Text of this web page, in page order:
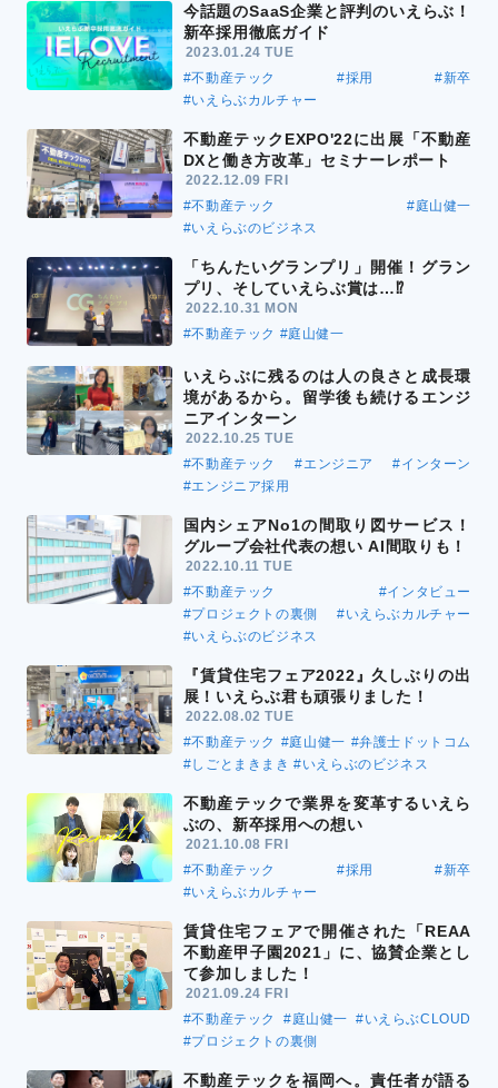
今話題のSaaS企業と評判のいえらぶ！
新卒採用徹底ガイド
2023.01.24 TUE
#不動産テック
#採用
#新卒
#いえらぶカルチャー
不動産テックEXPO'22に出展「不動産
DXと働き方改革」セミナーレポート
2022.12.09 FRI
#不動産テック
#庭山健一
#いえらぶのビジネス
「ちんたいグランプリ」開催！グラン
プリ、そしていえらぶ賞は…⁉
2022.10.31 MON
#不動産テック #庭山健一
いえらぶに残るのは人の良さと成長環
境があるから。留学後も続けるエンジ
ニアインターン
2022.10.25 TUE
#不動産テック
#エンジニア
#インターン
#エンジニア採用
国内シェアNo1の間取り図サービス！
グループ会社代表の想い AI間取りも！
2022.10.11 TUE
#不動産テック
#インタビュー
#プロジェクトの裏側
#いえらぶカルチャー
#いえらぶのビジネス
『賃貸住宅フェア2022』久しぶりの出
展！いえらぶ君も頑張りました！
2022.08.02 TUE
#不動産テック #庭山健一 #弁護士ドットコム
#しごとまきまき #いえらぶのビジネス
不動産テックで業界を変革するいえら
ぶの、新卒採用への想い
2021.10.08 FRI
#不動産テック
#採用
#新卒
#いえらぶカルチャー
賃貸住宅フェアで開催された「REAA
不動産甲子園2021」に、協賛企業とし
て参加しました！
2021.09.24 FRI
#不動産テック
#庭山健一 #いえらぶCLOUD
#プロジェクトの裏側
不動産テックを福岡へ。責任者が語る